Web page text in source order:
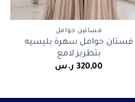
فساتين حوامل
فستان حوامل سهرة بليسيه
بتطريز لامع
320,00 ر.س